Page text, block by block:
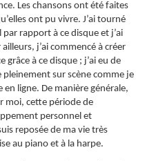
Les chansons ont été faites
ont pu vivre. J’ai tourné
par rapport à ce disque et j’ai
j’ai commencé à créer
grâce à ce disque ; j’ai eu de
sur scène comme je
en ligne. De manière générale,
moi, cette période de
personnel et
reposée de ma vie très
au piano et à la harpe.